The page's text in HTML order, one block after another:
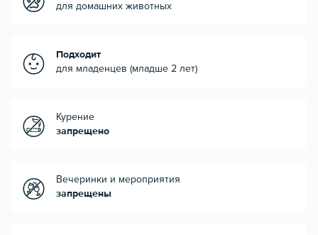
для домашних животных
Подходит
для младенцев (младше 2 лет)
Курение
запрещено
Вечеринки и мероприятия
запрещены